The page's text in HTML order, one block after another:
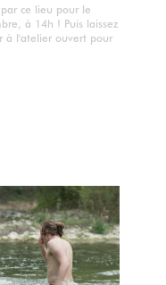
ce lieu pour le
à 14h ! Puis laissez
à l'atelier ouvert pour